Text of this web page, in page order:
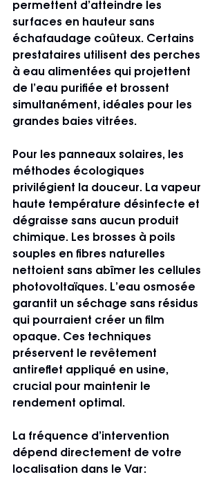
permettent d’atteindre les
surfaces en hauteur sans
échafaudage coûteux. Certains
prestataires utilisent des perches
à eau alimentées qui projettent
de l’eau purifiée et brossent
simultanément, idéales pour les
grandes baies vitrées.
Pour les panneaux solaires, les
méthodes écologiques
privilégient la douceur. La vapeur
haute température désinfecte et
dégraisse sans aucun produit
chimique. Les brosses à poils
souples en fibres naturelles
nettoient sans abîmer les cellules
photovoltaïques. L’eau osmosée
garantit un séchage sans résidus
qui pourraient créer un film
opaque. Ces techniques
préservent le revêtement
antireflet appliqué en usine,
crucial pour maintenir le
rendement optimal.
La fréquence d’intervention
dépend directement de votre
localisation dans le Var: